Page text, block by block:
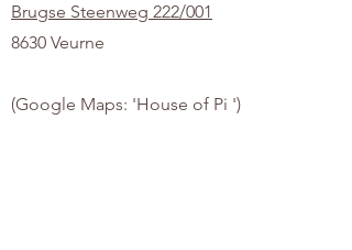
Brugse Steenweg 222/001
8630 Veurne
(Google Maps: 'House of Pi ')